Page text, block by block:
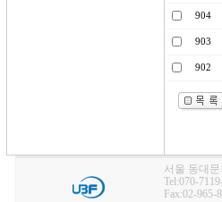
904
903
902
서울 동대문
Tel:070-
Fax:02-965-